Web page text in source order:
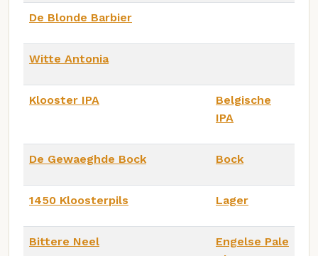
De Blonde Barbier
Witte Antonia
Klooster IPA
Belgische
IPA
De Gewaeghde Bock Bock
1450 Kloosterpils Lager
Bittere Neel
Engelse Pale